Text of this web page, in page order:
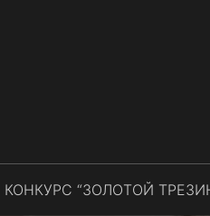
КОНКУРС “ЗОЛОТОЙ